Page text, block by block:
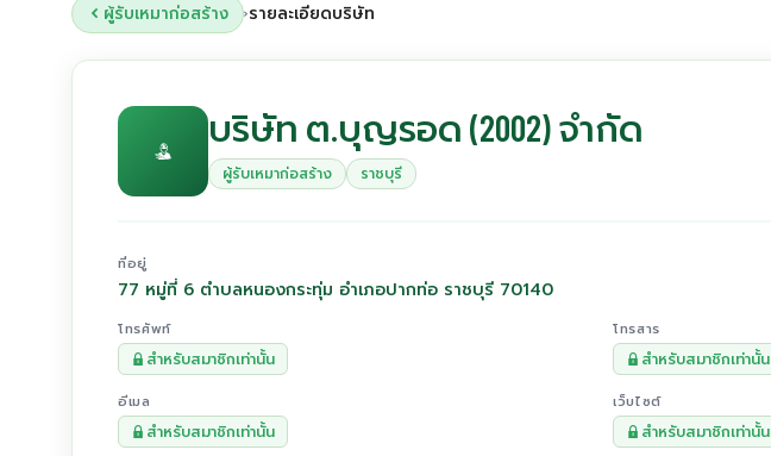
ผู้รับเหมาก่อสร้าง ›รายละเอียดบริษัท
บริษัท ต.บุญรอด (2002) จำกัด
ผู้รับเหมาก่อสร้าง ราชบุรี
ที่อยู่
77 หมู่ที่ 6 ตำบลหนองกระทุ่ม อำเภอปากท่อ ราชบุรี 70140
โทรศัพท์
สำหรับสมาชิกเท่านั้น
โทรสาร
สำหรับสมาชิกเท่านั้น
อีเมล
สำหรับสมาชิกเท่านั้น
เว็บไซต์
สำหรับสมาชิกเท่านั้น